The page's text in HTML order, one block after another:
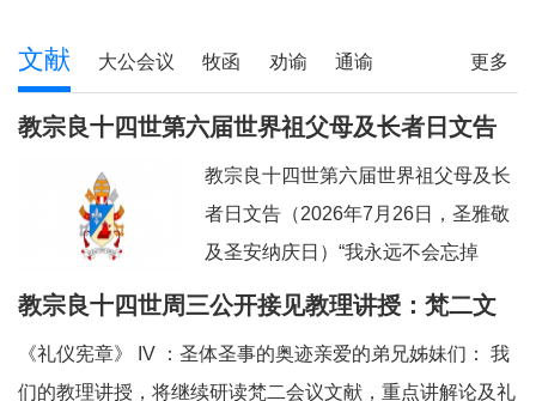
更多
文献 大公会议 牧函 劝谕 通谕
文告 其它
教宗良十四世第六届世界祖父母及长者日文告
教宗良十四世第六届世界祖父母及长
者日文告（2026年7月26日，圣雅敬
及圣安纳庆日）“我永远不会忘掉
你。”（参阅：依四十九 15）亲爱的
的口，许诺祂永远都不会忘掉我们任
教宗良十四世周三公开接见教理讲授：梵二文
《礼仪宪章》 IV ：圣体圣事的奥迹亲爱的弟兄姊妹们： 我
们的教理讲授，将继续研读梵二会议文献，重点讲解论及礼